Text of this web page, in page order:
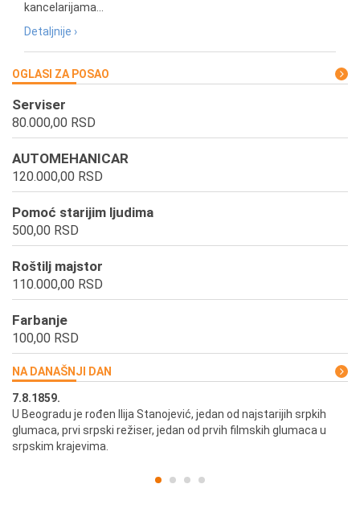
kancelarijama...
Detaljnije ›
OGLASI ZA POSAO
Serviser
80.000,00 RSD
AUTOMEHANICAR
120.000,00 RSD
Pomoć starijim ljudima
500,00 RSD
Roštilj majstor
110.000,00 RSD
Farbanje
100,00 RSD
NA DANAŠNJI DAN
7.8.1859.
U Beogradu je rođen Ilija Stanojević, jedan od najstarijih srpkih
glumaca, prvi srpski režiser, jedan od prvih filmskih glumaca u
srpskim krajevima.